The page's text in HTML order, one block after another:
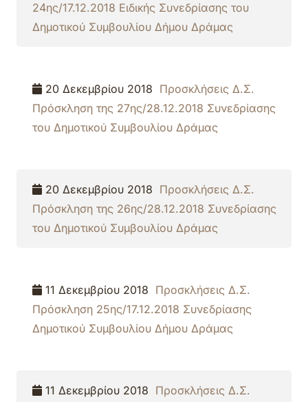
24ης/17.12.2018 Ειδικής Συνεδρίασης του
Δημοτικού Συμβουλίου Δήμου Δράμας
20 Δεκεμβρίου 2018 Προσκλήσεις Δ.Σ.
Πρόσκληση της 27ης/28.12.2018 Συνεδρίασης
του Δημοτικού Συμβουλίου Δράμας
20 Δεκεμβρίου 2018 Προσκλήσεις Δ.Σ.
Πρόσκληση της 26ης/28.12.2018 Συνεδρίασης
του Δημοτικού Συμβουλίου Δράμας
11 Δεκεμβρίου 2018 Προσκλήσεις Δ.Σ.
Πρόσκληση 25ης/17.12.2018 Συνεδρίασης
Δημοτικού Συμβουλίου Δήμου Δράμας
11 Δεκεμβρίου 2018 Προσκλήσεις Δ.Σ.